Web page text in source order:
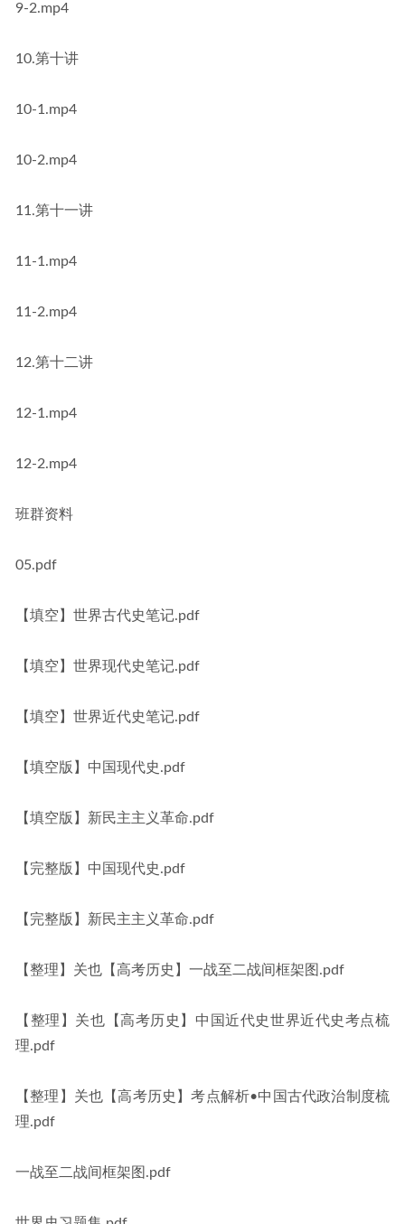
9-2.mp4
10.第十讲
10-1.mp4
10-2.mp4
11.第十一讲
11-1.mp4
11-2.mp4
12.第十二讲
12-1.mp4
12-2.mp4
班群资料
05.pdf
【填空】世界古代史笔记.pdf
【填空】世界现代史笔记.pdf
【填空】世界近代史笔记.pdf
【填空版】中国现代史.pdf
【填空版】新民主主义革命.pdf
【完整版】中国现代史.pdf
【完整版】新民主主义革命.pdf
【整理】关也【高考历史】一战至二战间框架图.pdf
【整理】关也【高考历史】中国近代史世界近代史考点梳
理.pdf
【整理】关也【高考历史】考点解析•中国古代政治制度梳
理.pdf
一战至二战间框架图.pdf